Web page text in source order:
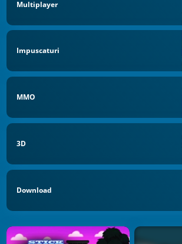
Multiplayer
Impuscaturi
MMO
3D
Download